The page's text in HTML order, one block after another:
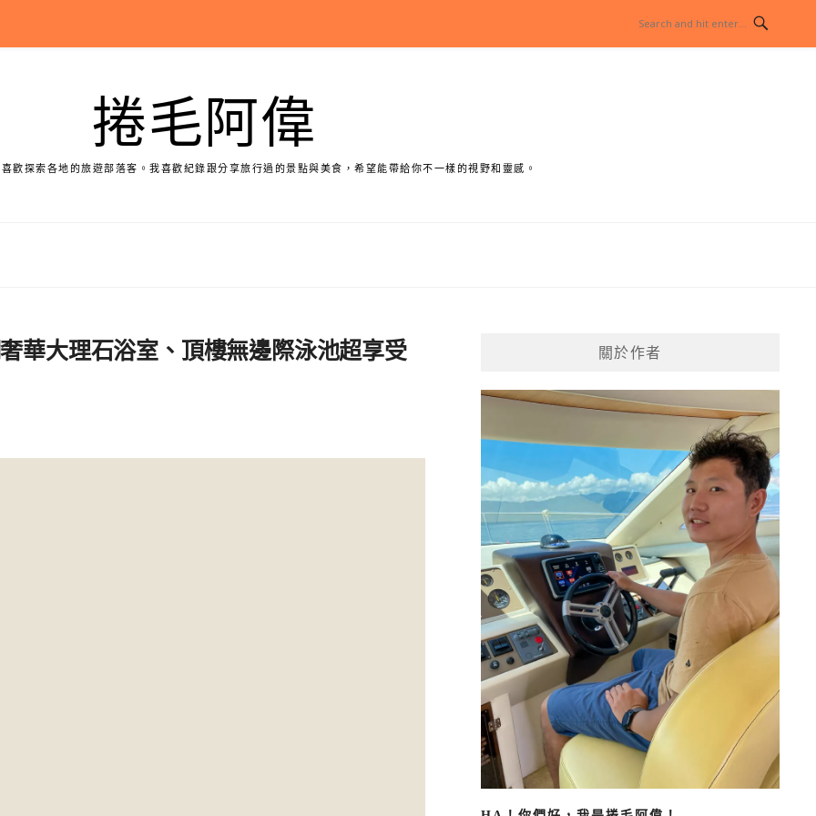
捲毛阿偉
歡探索各地的旅遊部落客。我喜歡紀錄跟分享旅行過的景點與美食，希望能帶給你不一樣的視野和靈感。
華大理石浴室、頂樓無邊際泳池超享受
關於作者